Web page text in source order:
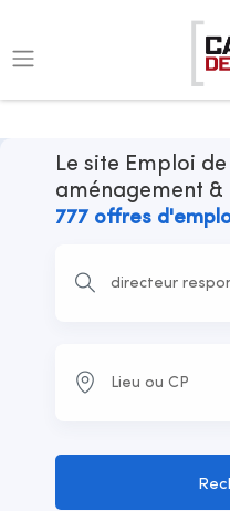
Le site Emploi
aménagement
777 offres